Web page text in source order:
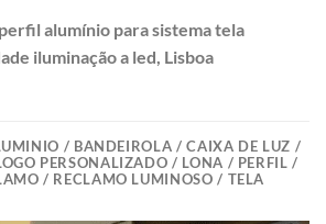
alumínio para sistema tela
iluminação a led, Lisboa
/ BANDEIROLA / CAIXA DE LUZ /
PERSONALIZADO / LONA / PERFIL /
/ RECLAMO LUMINOSO / TELA